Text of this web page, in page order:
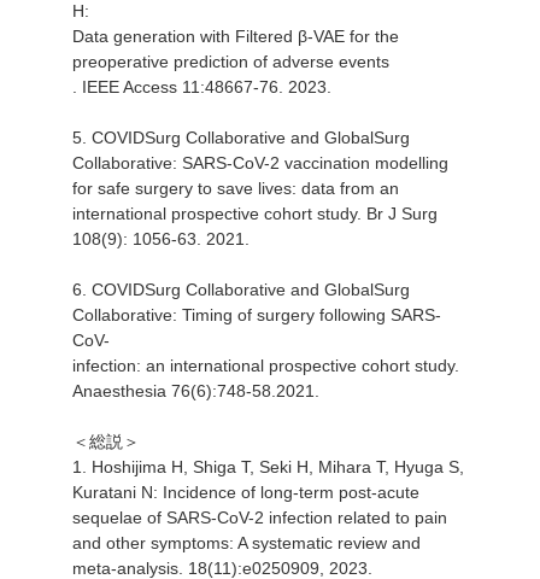
H:
Data generation with Filtered β-VAE for the
preoperative prediction of adverse events
. IEEE Access 11:48667-76. 2023.
5. COVIDSurg Collaborative and GlobalSurg
Collaborative: SARS-CoV-2 vaccination modelling
for safe surgery to save lives: data from an
international prospective cohort study. Br J Surg
108(9): 1056-63. 2021.
6. COVIDSurg Collaborative and GlobalSurg
Collaborative: Timing of surgery following SARS-
CoV-
infection: an international prospective cohort study.
Anaesthesia 76(6):748-58.2021.
＜総説＞
1. Hoshijima H, Shiga T, Seki H, Mihara T, Hyuga S,
Kuratani N: Incidence of long-term post-acute
sequelae of SARS-CoV-2 infection related to pain
and other symptoms: A systematic review and
meta-analysis. 18(11):e0250909, 2023.